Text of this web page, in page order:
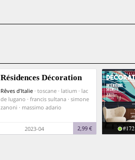
Résidences Décoration
Rêves d’Italie · toscane · latium · lac
de lugano · francis sultana · simone
zanoni · massimo adario
2023-04 2,99 € #172